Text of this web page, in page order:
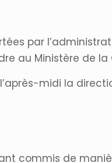
par
au Ministère de la
midi la
commis de